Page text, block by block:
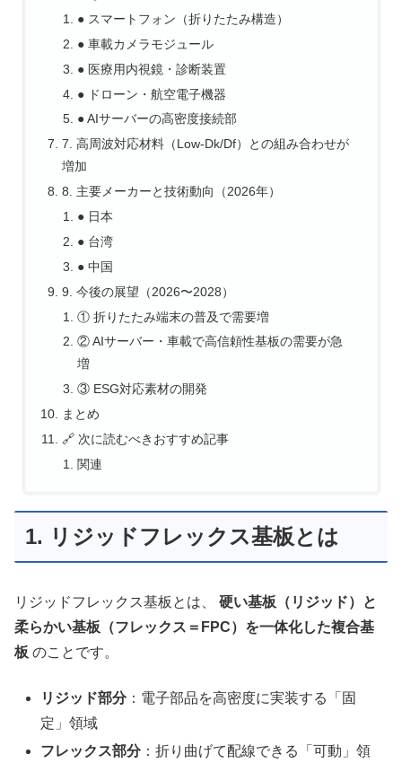
● スマートフォン（折りたたみ構造）
● 車載カメラモジュール
● 医療用内視鏡・診断装置
● ドローン・航空電子機器
● AIサーバーの高密度接続部
7. 高周波対応材料（Low‑Dk/Df）との組み合わせが
増加
8. 主要メーカーと技術動向（2026年）
● 日本
● 台湾
● 中国
9. 今後の展望（2026〜2028）
① 折りたたみ端末の普及で需要増
② AIサーバー・車載で高信頼性基板の需要が急
増
③ ESG対応素材の開発
まとめ
🔗 次に読むべきおすすめ記事
関連
1. リジッドフレックス基板とは
リジッドフレックス基板とは、 硬い基板（リジッド）と
柔らかい基板（フレックス＝FPC）を一体化した複合基
板 のことです。
リジッド部分：電子部品を高密度に実装する「固
定」領域
フレックス部分：折り曲げて配線できる「可動」領